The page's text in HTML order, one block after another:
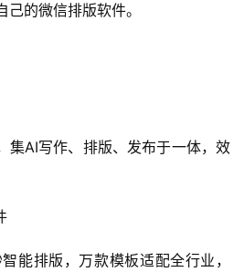
的微信排版软件。
集AI写作、排版、发布于一体，效
能排版，万款模板适配全行业，